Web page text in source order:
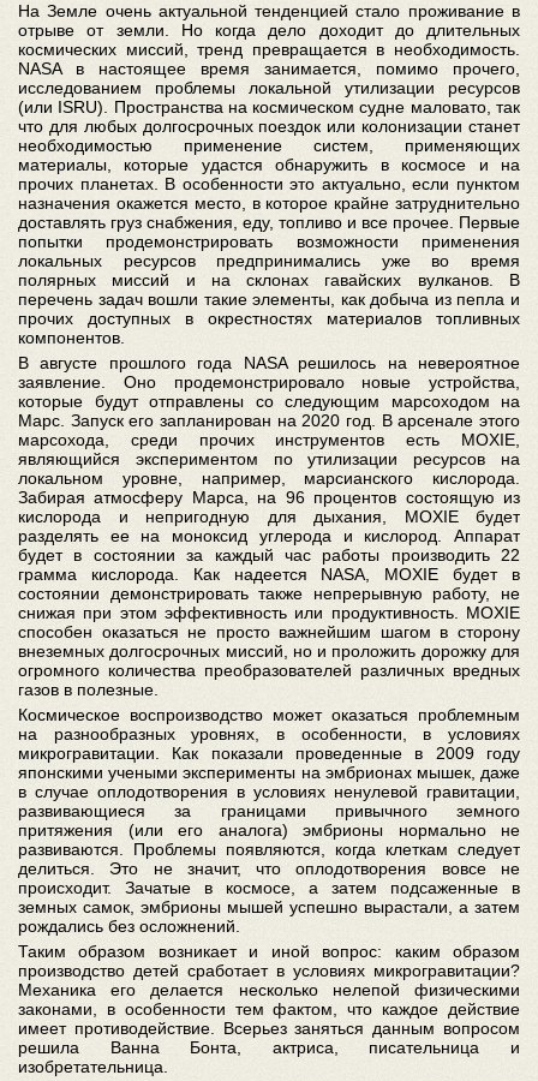
На Земле очень актуальной тенденцией стало проживание в
отрыве от земли. Но когда дело доходит до длительных
космических миссий, тренд превращается в необходимость.
NASA в настоящее время занимается, помимо прочего,
исследованием проблемы локальной утилизации ресурсов
(или ISRU). Пространства на космическом судне маловато, так
что для любых долгосрочных поездок или колонизации станет
необходимостью применение систем, применяющих
материалы, которые удастся обнаружить в космосе и на
прочих планетах. В особенности это актуально, если пунктом
назначения окажется место, в которое крайне затруднительно
доставлять груз снабжения, еду, топливо и все прочее. Первые
попытки продемонстрировать возможности применения
локальных ресурсов предпринимались уже во время
полярных миссий и на склонах гавайских вулканов. В
перечень задач вошли такие элементы, как добыча из пепла и
прочих доступных в окрестностях материалов топливных
компонентов.
В августе прошлого года NASA решилось на невероятное
заявление. Оно продемонстрировало новые устройства,
которые будут отправлены со следующим марсоходом на
Марс. Запуск его запланирован на 2020 год. В арсенале этого
марсохода, среди прочих инструментов есть MOXIE,
являющийся экспериментом по утилизации ресурсов на
локальном уровне, например, марсианского кислорода.
Забирая атмосферу Марса, на 96 процентов состоящую из
кислорода и непригодную для дыхания, MOXIE будет
разделять ее на моноксид углерода и кислород. Аппарат
будет в состоянии за каждый час работы производить 22
грамма кислорода. Как надеется NASA, MOXIE будет в
состоянии демонстрировать также непрерывную работу, не
снижая при этом эффективность или продуктивность. MOXIE
способен оказаться не просто важнейшим шагом в сторону
внеземных долгосрочных миссий, но и проложить дорожку для
огромного количества преобразователей различных вредных
газов в полезные.
Космическое воспроизводство может оказаться проблемным
на разнообразных уровнях, в особенности, в условиях
микрогравитации. Как показали проведенные в 2009 году
японскими учеными эксперименты на эмбрионах мышек, даже
в случае оплодотворения в условиях ненулевой гравитации,
развивающиеся за границами привычного земного
притяжения (или его аналога) эмбрионы нормально не
развиваются. Проблемы появляются, когда клеткам следует
делиться. Это не значит, что оплодотворения вовсе не
происходит. Зачатые в космосе, а затем подсаженные в
земных самок, эмбрионы мышей успешно вырастали, а затем
рождались без осложнений.
Таким образом возникает и иной вопрос: каким образом
производство детей сработает в условиях микрогравитации?
Механика его делается несколько нелепой физическими
законами, в особенности тем фактом, что каждое действие
имеет противодействие. Всерьез заняться данным вопросом
решила Ванна Бонта, актриса, писательница и
изобретательница.